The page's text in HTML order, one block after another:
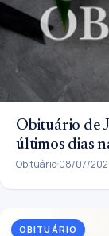
Obituário de
últimos dias
Obituário 08/07/
OBITUÁRIO